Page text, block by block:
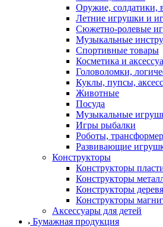
Оружие, солдатики,
Летние игрушки и
Сюжетно-ролевые
Музыкальные
Спортивные товары
Косметика и
Головоломки,
Куклы, пупсы,
Животные
Посуда
Музыкальные
Игры рыбалки
Роботы,
Развивающие
Конструкторы
Конструкторы
Конструкторы
Конструкторы
Конструкторы
Аксессуары для детей
Бумажная продукция